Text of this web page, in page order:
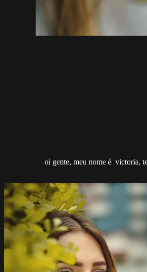
oi gente, meu nome é victoria,